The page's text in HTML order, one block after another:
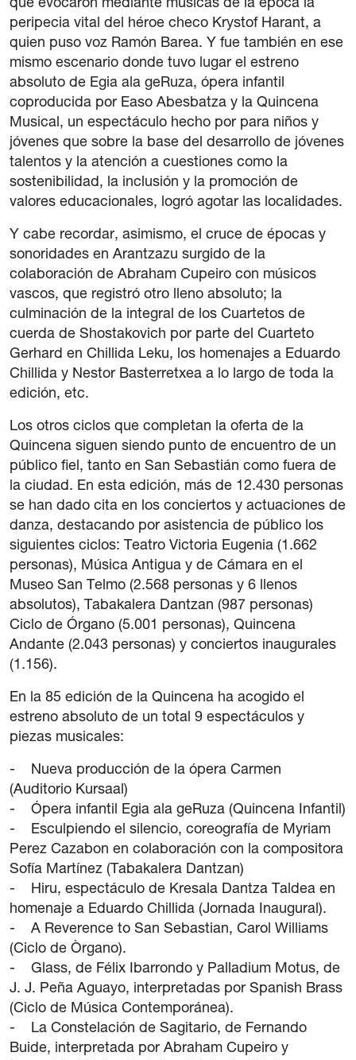
que evocaron mediante músicas de la época la
peripecia vital del héroe checo Krystof Harant, a
quien puso voz Ramón Barea. Y fue también en ese
mismo escenario donde tuvo lugar el estreno
absoluto de Egia ala geRuza, ópera infantil
coproducida por Easo Abesbatza y la Quincena
Musical, un espectáculo hecho por para niños y
jóvenes que sobre la base del desarrollo de jóvenes
talentos y la atención a cuestiones como la
sostenibilidad, la inclusión y la promoción de
valores educacionales, logró agotar las localidades.
Y cabe recordar, asimismo, el cruce de épocas y
sonoridades en Arantzazu surgido de la
colaboración de Abraham Cupeiro con músicos
vascos, que registró otro lleno absoluto; la
culminación de la integral de los Cuartetos de
cuerda de Shostakovich por parte del Cuarteto
Gerhard en Chillida Leku, los homenajes a Eduardo
Chillida y Nestor Basterretxea a lo largo de toda la
edición, etc.
Los otros ciclos que completan la oferta de la
Quincena siguen siendo punto de encuentro de un
público fiel, tanto en San Sebastián como fuera de
la ciudad. En esta edición, más de 12.430 personas
se han dado cita en los conciertos y actuaciones de
danza, destacando por asistencia de público los
siguientes ciclos: Teatro Victoria Eugenia (1.662
personas), Música Antigua y de Cámara en el
Museo San Telmo (2.568 personas y 6 llenos
absolutos), Tabakalera Dantzan (987 personas)
Ciclo de Órgano (5.001 personas), Quincena
Andante (2.043 personas) y conciertos inaugurales
(1.156).
En la 85 edición de la Quincena ha acogido el
estreno absoluto de un total 9 espectáculos y
piezas musicales:
- Nueva producción de la ópera Carmen
(Auditorio Kursaal)
- Ópera infantil Egia ala geRuza (Quincena Infantil)
- Esculpiendo el silencio, coreografía de Myriam
Perez Cazabon en colaboración con la compositora
Sofía Martínez (Tabakalera Dantzan)
- Hiru, espectáculo de Kresala Dantza Taldea en
homenaje a Eduardo Chillida (Jornada Inaugural).
- A Reverence to San Sebastian, Carol Williams
(Ciclo de Òrgano).
- Glass, de Félix Ibarrondo y Palladium Motus, de
J. J. Peña Aguayo, interpretadas por Spanish Brass
(Ciclo de Música Contemporánea).
- La Constelación de Sagitario, de Fernando
Buide, interpretada por Abraham Cupeiro y